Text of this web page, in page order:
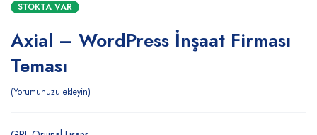
STOKTA VAR
Axial – WordPress İnşaat Firması
Teması
Yorumunuzu ekleyin